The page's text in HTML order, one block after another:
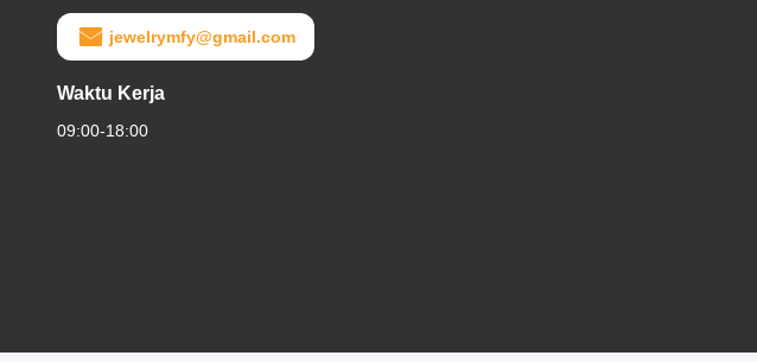
jewelrymfy@gmail.com
Waktu Kerja
09:00-18:00